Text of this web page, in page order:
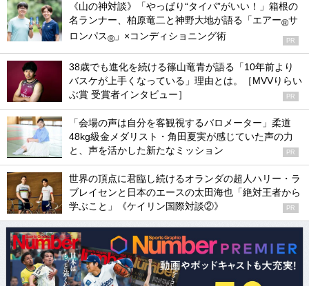
《山の神対談》「やっぱり“タイパ”がいい！」箱根の
名ランナー、柏原竜二と神野大地が語る「エアー®サ
ロンパス® 」×コンディショニング術 PR
38歳でも進化を続ける篠山竜青が語る「10年前より
バスケが上手くなっている」理由とは。［MVVりらい
ぶ賞 受賞者インタビュー］
PR
「会場の声は自分を客観視するバロメーター」柔道
48kg級金メダリスト・角田夏実が感じていた声の力
と、声を活かした新たなミッション
PR
世界の頂点に君臨し続けるオランダの超人ハリー・ラ
ブレイセンと日本のエースの太田海也「絶対王者から
学ぶこと」《ケイリン国際対談②》
PR